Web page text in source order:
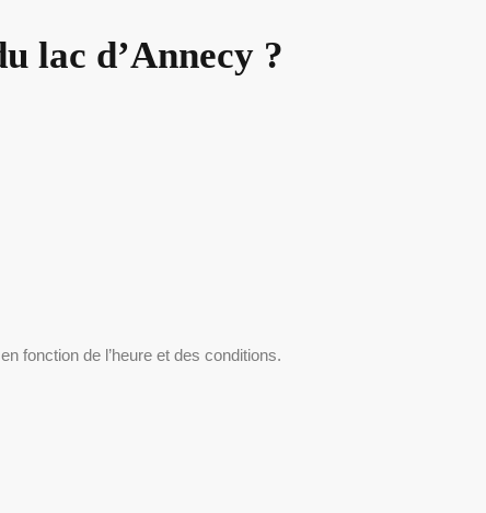
lac d’Annecy ?
fonction de l’heure et des conditions.